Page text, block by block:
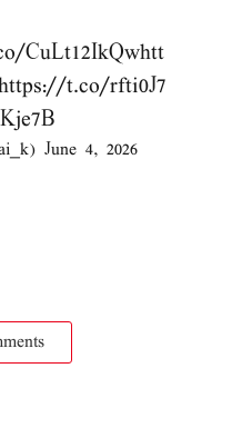
CuLt12IkQwhtt
t.co/rfti0J7
June 4, 2026